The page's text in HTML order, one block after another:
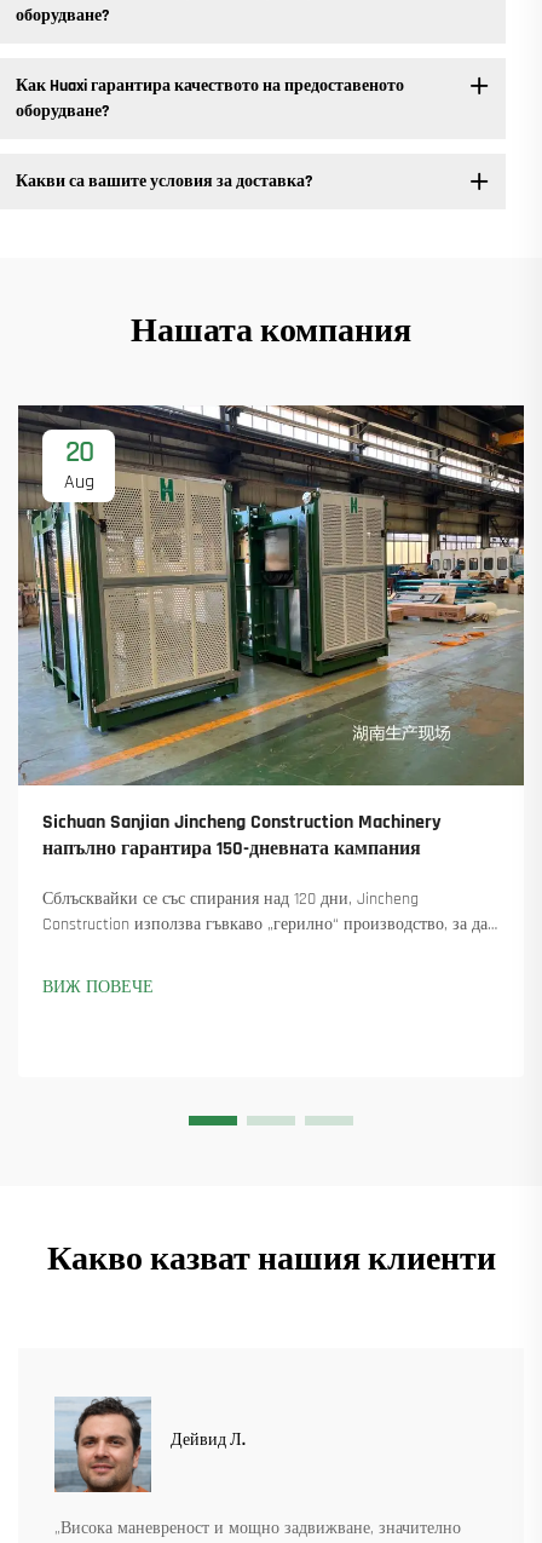
оборудване?
Как Huaxi гарантира качеството на предоставеното
оборудване?
Какви са вашите условия за доставка?
Нашата компания
20
Aug
Sichuan Sanjian Jincheng Construction Machinery
напълно гарантира 150-дневната кампания
Сблъсквайки се със спирания над 120 дни, Jincheng
Construction използва гъвкаво „герилно“ производство, за да
Вижте как са поддържали производството в движение.
ВИЖ ПОВЕЧЕ
Какво казват нашия клиенти
Дейвид Л.
„Висока маневреност и мощно задвижване, значително